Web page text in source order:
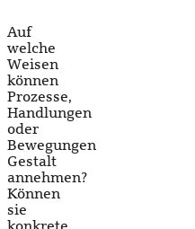
Auf
welche
Weisen
können
Prozesse,
Handlungen
oder
Bewegungen
Gestalt
annehmen?
Können
sie